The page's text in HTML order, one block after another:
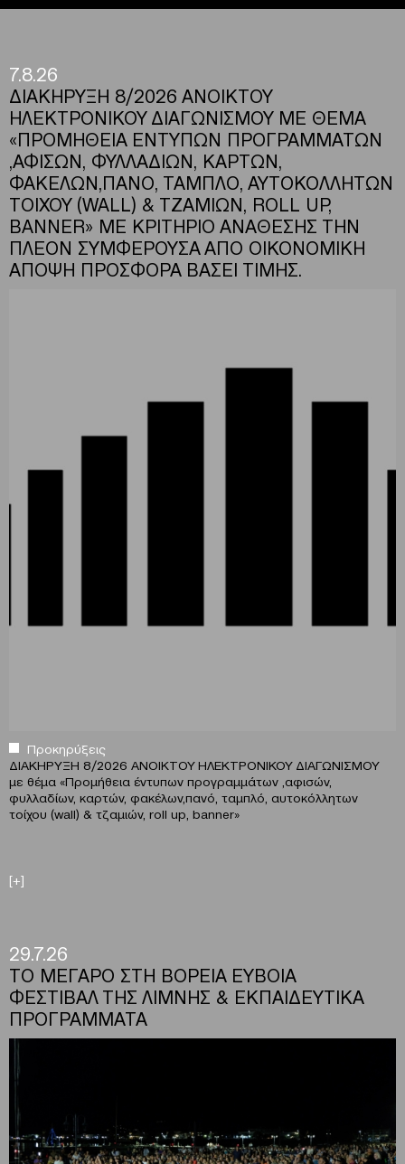
7.8.26
ΔΙΑΚΗΡΥΞΗ 8/2026 ΑΝΟΙΚΤΟΥ
ΗΛΕΚΤΡΟΝΙΚΟΥ ΔΙΑΓΩΝΙΣΜΟΥ ΜΕ ΘΕΜΑ
«ΠΡΟΜΗΘΕΙΑ ΕΝΤΥΠΩΝ ΠΡΟΓΡΑΜΜΑΤΩΝ
,ΑΦΙΣΩΝ, ΦΥΛΛΑΔΙΩΝ, ΚΑΡΤΩΝ,
ΦΑΚΕΛΩΝ,ΠΑΝΟ, ΤΑΜΠΛΟ, ΑΥΤΟΚΟΛΛΗΤΩΝ
ΤΟΙΧΟΥ (WALL) & ΤΖΑΜΙΩΝ, ROLL UP,
BANNER» ΜΕ ΚΡΙΤΗΡΙΟ ΑΝΑΘΕΣΗΣ ΤΗΝ
ΠΛΕΟΝ ΣΥΜΦΕΡΟΥΣΑ ΑΠΟ ΟΙΚΟΝΟΜΙΚΗ
ΑΠΟΨΗ ΠΡΟΣΦΟΡΑ ΒΑΣΕΙ ΤΙΜΗΣ.
Προκηρύξεις
ΔΙΑΚΗΡΥΞΗ 8/2026 ΑΝΟΙΚΤΟΥ ΗΛΕΚΤΡΟΝΙΚΟΥ ΔΙΑΓΩΝΙΣΜΟΥ
με θέμα «Προμήθεια έντυπων προγραμμάτων ,αφισών,
φυλλαδίων, καρτών, φακέλων,πανό, ταμπλό, αυτοκόλλητων
τοίχου (wall) & τζαμιών, roll up, banner»
[+]
29.7.26
ΤΟ ΜΕΓΑΡΟ ΣΤΗ ΒΟΡΕΙΑ ΕΥΒΟΙΑ
ΦΕΣΤΙΒΑΛ ΤΗΣ ΛΙΜΝΗΣ & ΕΚΠΑΙΔΕΥΤΙΚΑ
ΠΡΟΓΡΑΜΜΑΤΑ